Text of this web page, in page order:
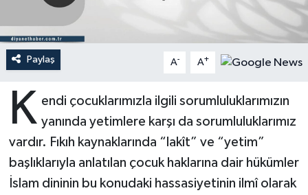
Paylaş A- A+
K endi çocuklarımızla ilgili sorumluluklarımızın
yanında yetimlere karşı da sorumluluklarımız
vardır. Fıkıh kaynaklarında “lakît” ve “yetim”
başlıklarıyla anlatılan çocuk haklarına dair hükümler
İslam dininin bu konudaki hassasiyetinin ilmî olarak
Bartın Müftülüğü
Batman Müftülüğü
Bayburt Müftülüğü
Bilecik Müftülüğü
Ramazan
Sahabeler
Zekat
DEPREM
Dünya
Eğitim
Kültür-Sanat